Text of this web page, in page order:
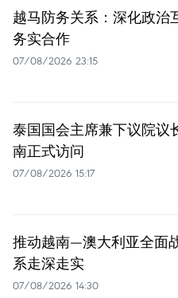
越马防务关系：深化政治
务实合作
07/08/2026 23:15
泰国国会主席兼下议院议
南正式访问
07/08/2026 15:17
推动越南—澳大利亚全面
系走深走实
07/08/2026 14:30